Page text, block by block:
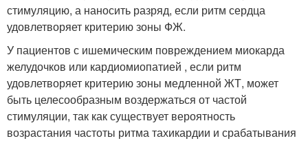
стимуляцию, а наносить разряд, если ритм сердца
удовлетворяет критерию зоны ФЖ.
У пациентов с ишемическим повреждением миокарда
желудочков или кардиомиопатией , если ритм
удовлетворяет критерию зоны медленной ЖТ, может
быть целесообразным воздержаться от частой
стимуляции, так как существует вероятность
возрастания частоты ритма тахикардии и срабатывания